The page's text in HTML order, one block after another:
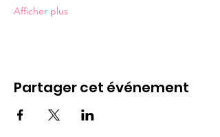
Afficher plus
Partager cet événement